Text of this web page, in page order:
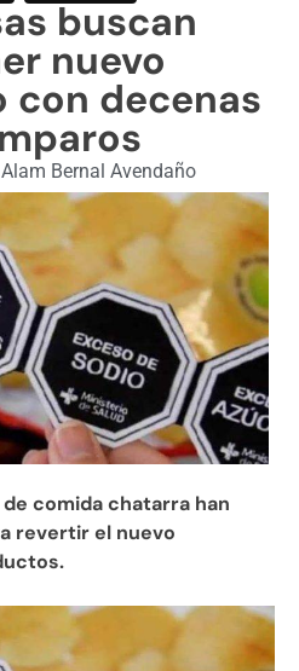
buscan
nuevo
decenas
Alam Bernal Avendaño
comida chatarra han
revertir el nuevo